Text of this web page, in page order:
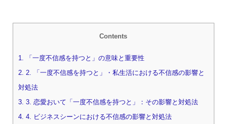
Contents
1. 「一度不信感を持つと」の意味と重要性
2. 2. 「一度不信感を持つと」・私生活における不信感の影響と
対処法
3. 3. 恋愛おいて「一度不信感を持つと」：その影響と対処法
4. 4. ビジネスシーンにおける不信感の影響と対処法